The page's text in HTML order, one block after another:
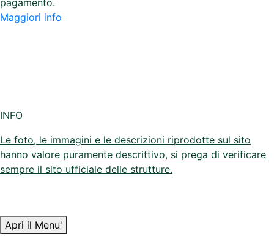
mobilità limitata e contrassegnati come parcheggi per i
disabili. Il parcheggio dell’aeroporto di Bolzano non è
Le foto, le immagini e le descrizioni riprodotte sul sito
hanno valore puramente descrittivo, si prega di verificare